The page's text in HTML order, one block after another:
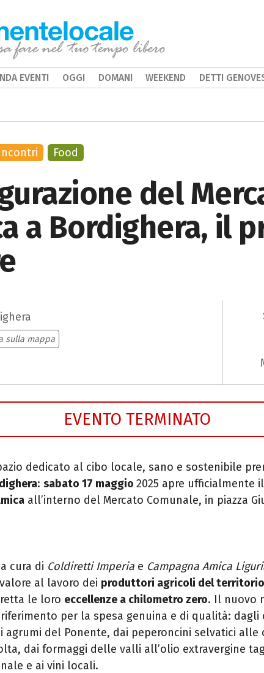
del
a Bordighera, il
sulla mappa
EVENTO TERMINATO
dedicato al cibo locale, sano e sostenibile
: sabato 17 maggio 2025 apre ufficialmente il
all’interno del Mercato Comunale, in piazza
cura di Coldiretti Imperia e Campagna Amica
al lavoro dei produttori agricoli del territorio
le loro eccellenze a chilometro zero. Il nuovo
per la spesa genuina e di qualità: dagli
agrumi del Ponente, dai peperoncini selvatici alle
dai formaggi delle valli all’olio extravergine
e ai vini locali.
Food
EVENTI OGGI DOMANI WEEKEND DETTI